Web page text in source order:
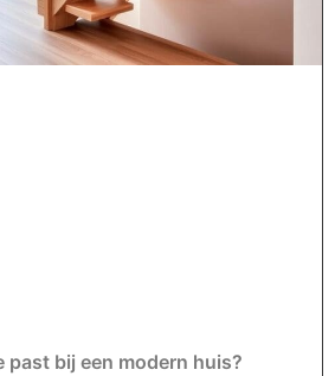
past bij een modern huis?